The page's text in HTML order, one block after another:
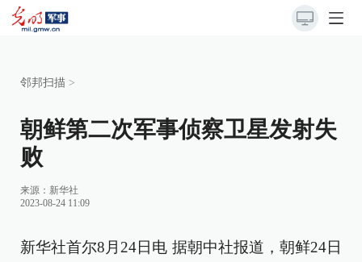
邻邦扫描 >
朝鲜第二次军事侦察卫星发射失
败
来源： 新华社
2023-08-24 11:09
新华社首尔8月24日电 据朝中社报道，朝鲜24日